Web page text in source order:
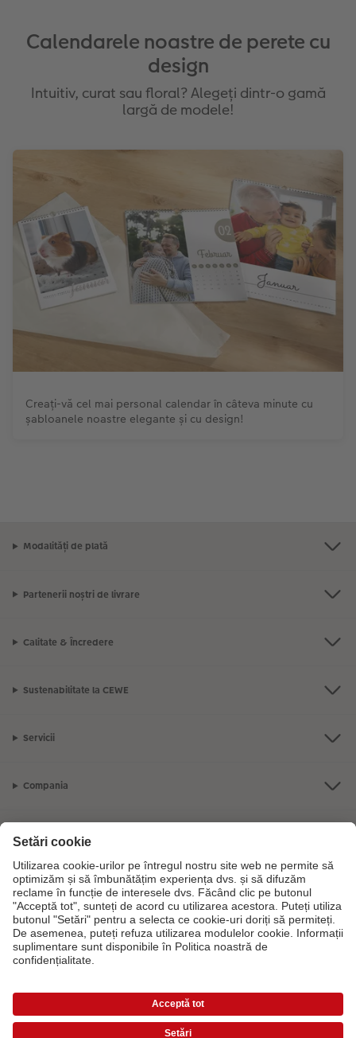
Calendarele noastre de perete cu
design
Intuitiv, curat sau floral? Alegeți dintr-o gamă
largă de modele!
Creați-vă cel mai personal calendar în câteva minute cu
șabloanele noastre elegante și cu design!
Modalități de plată
Partenerii noștri de livrare
Calitate & Încredere
Sustenabilitate la CEWE
Servicii
Compania
Gama de produse
CEWE Fotolumea
Dacă aveți întrebări despre serviciile noastre sau comanda dvs., vă rugăm
să ne contactati telefonic:0316 300 693De luni până duminică: 09:00 -